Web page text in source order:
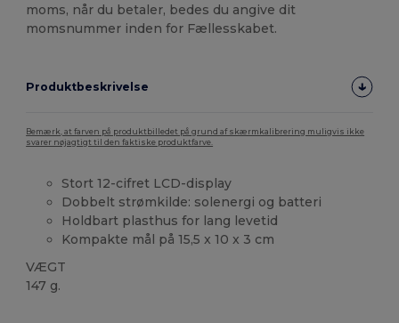
moms, når du betaler, bedes du angive dit
momsnummer inden for Fællesskabet.
Produktbeskrivelse
Bemærk, at farven på produktbilledet på grund af skærmkalibrering muligvis ikke
svarer nøjagtigt til den faktiske produktfarve.
Stort 12-cifret LCD-display
Dobbelt strømkilde: solenergi og batteri
Holdbart plasthus for lang levetid
Kompakte mål på 15,5 x 10 x 3 cm
VÆGT
147 g.